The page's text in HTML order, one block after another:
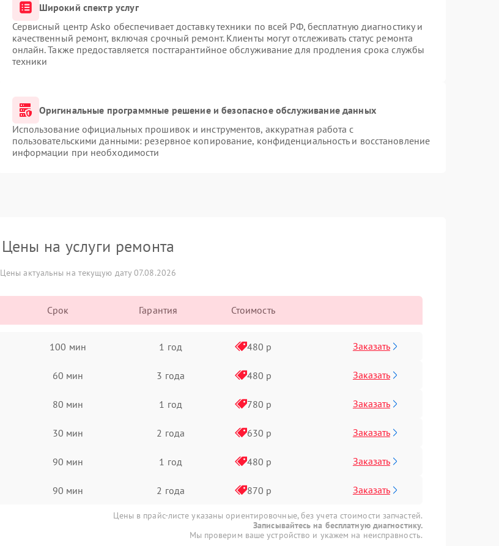
Широкий спектр услуг
Сервисный центр Asko обеспечивает доставку техники по всей РФ, бесплатную диагностику и
качественный ремонт, включая срочный ремонт. Клиенты могут отслеживать статус ремонта
онлайн. Также предоставляется постгарантийное обслуживание для продления срока службы
техники
Оригинальные программные решение и безопасное обслуживание данных
Использование официальных прошивок и инструментов, аккуратная работа с
пользовательскими данными: резервное копирование, конфиденциальность и восстановление
информации при необходимости
Цены на услуги ремонта
Цены актуальны на текущую дату 07.08.2026
Срок Гарантия Стоимость
100 мин 1 год 480 р Заказать
60 мин 3 года 480 р Заказать
80 мин 1 год 780 р Заказать
30 мин 2 года 630 р Заказать
90 мин 1 год 480 р Заказать
90 мин 2 года 870 р Заказать
Цены в прайс-листе указаны ориентировочные, без учета стоимости запчастей.
Записывайтесь на бесплатную диагностику.
Мы проверим ваше устройство и укажем на неисправность.